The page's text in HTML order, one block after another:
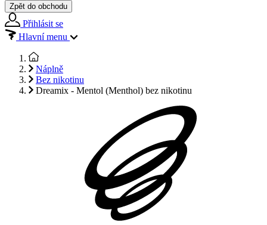
Zpět do obchodu
Přihlásit se
Hlavní menu
Náplně
Bez nikotinu
Dreamix - Mentol (Menthol) bez nikotinu